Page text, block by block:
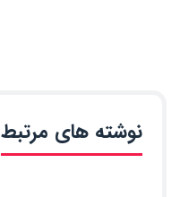
نوشته های مرتبط